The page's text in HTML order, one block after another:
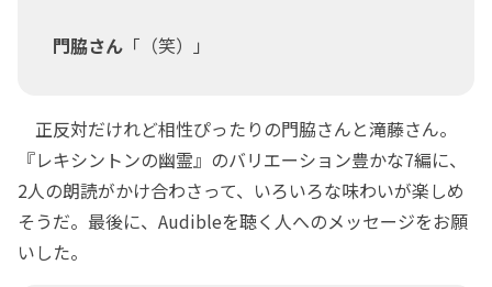
門脇さん 「（笑）」
正反対だけれど相性ぴったりの門脇さんと滝藤さん。
『レキシントンの幽霊』のバリエーション豊かな7編に、
2人の朗読がかけ合わさって、いろいろな味わいが楽しめ
そうだ。最後に、Audibleを聴く人へのメッセージをお願
いした。